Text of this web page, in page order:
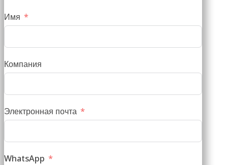
Имя
Компания
Электронная почта
WhatsApp